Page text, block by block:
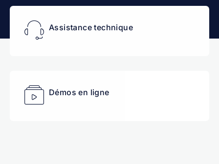
Assistance technique
Démos en ligne